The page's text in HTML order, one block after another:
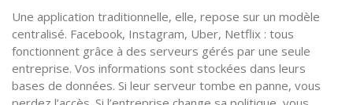
Une application traditionnelle, elle, repose sur un modèle
centralisé. Facebook, Instagram, Uber, Netflix : tous
fonctionnent grâce à des serveurs gérés par une seule
entreprise. Vos informations sont stockées dans leurs
bases de données. Si leur serveur tombe en panne, vous